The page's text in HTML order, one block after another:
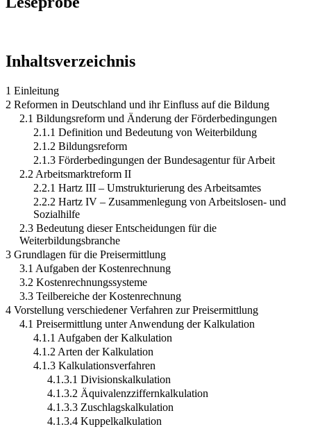
2 Reformen in Deutschland und ihr Einfluss auf die Bildung
2.1 Bildungsreform und Änderung der Förderbedingungen
2.1.1 Definition und Bedeutung von Weiterbildung
2.1.2 Bildungsreform
2.1.3 Förderbedingungen der Bundesagentur für Arbeit
2.2 Arbeitsmarktreform II
2.2.1 Hartz III – Umstrukturierung des Arbeitsamtes
2.2.2 Hartz IV – Zusammenlegung von Arbeitslosen- und
Sozialhilfe
2.3 Bedeutung dieser Entscheidungen für die
Weiterbildungsbranche
3 Grundlagen für die Preisermittlung
3.1 Aufgaben der Kostenrechnung
3.2 Kostenrechnungssysteme
3.3 Teilbereiche der Kostenrechnung
4 Vorstellung verschiedener Verfahren zur Preisermittlung
4.1 Preisermittlung unter Anwendung der Kalkulation
4.1.1 Aufgaben der Kalkulation
4.1.2 Arten der Kalkulation
4.1.3 Kalkulationsverfahren
4.1.3.1 Divisionskalkulation
4.1.3.2 Äquivalenzziffernkalkulation
4.1.3.3 Zuschlagskalkulation
4.1.3.4 Kuppelkalkulation
4.2 Preisermittlung über die kalkulatorische Erfolgsrechnung